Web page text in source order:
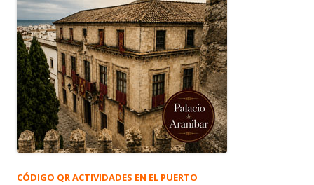
CÓDIGO QR ACTIVIDADES EN EL PUERTO